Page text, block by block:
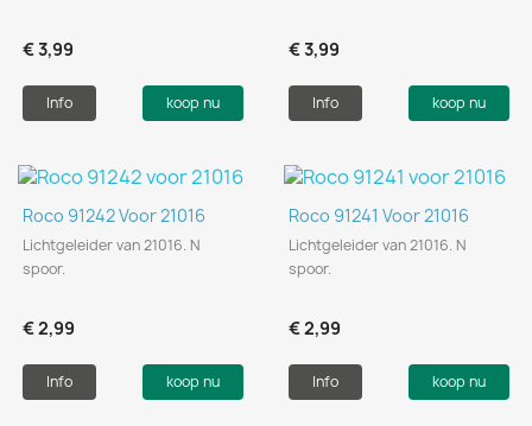
€ 3,99
Info koop nu
€ 3,99
Info koop nu
Roco 91242 Voor 21016
Lichtgeleider van 21016. N
spoor.
€ 2,99
Info koop nu
Roco 91241 Voor 21016
Lichtgeleider van 21016. N
spoor.
€ 2,99
Info koop nu